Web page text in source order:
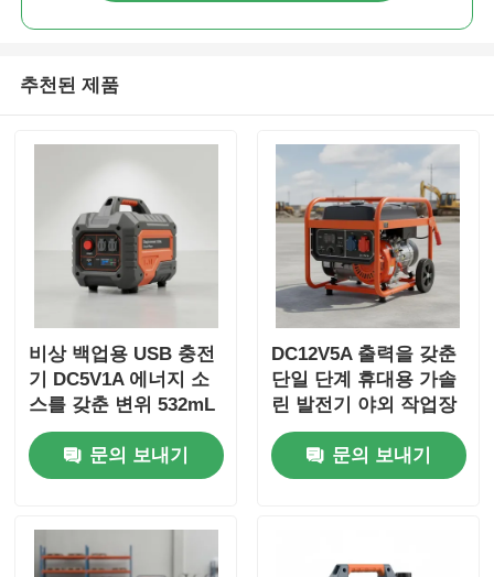
추천된 제품
비상 백업용 USB 충전
기 DC5V1A 에너지 소
스를 갖춘 변위 532mL
단상 인버터 발전기 세
트
문의 보내기
DC12V5A 출력을 갖춘
단일 단계 휴대용 가솔
린 발전기 야외 작업장
및 비상 전력 백업에 이
상적입니다문의 보내기